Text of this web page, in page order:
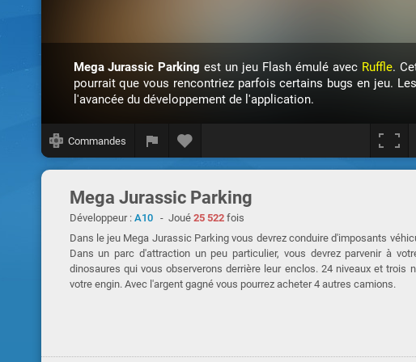
Mega Jurassic Parking est un jeu Flash émulé avec Ruffle.
pourrait que vous rencontriez parfois certains bugs en jeu.
l'avancée du développement de l'application.
Commandes
Mega Jurassic Parking
Développeur : A10 - Joué 25 522fois
Dans le jeu Mega Jurassic Parking vous devrez conduire d'imposants
Dans un parc d'attraction un peu particulier, vous devrez parvenir à
dinosaures qui vous observerons derrière leur enclos. 24 niveaux et
votre engin. Avec l'argent gagné vous pourrez acheter 4 autres camions.